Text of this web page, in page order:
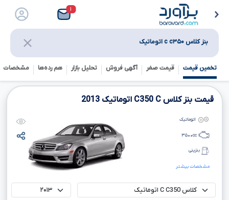
۱
بنز کلاس c c۳۵۰ اتوماتیک
تخمین قیمت قیمت صفر آگهی فروش تحلیل بازار هم رده‌ها‌ مشخصات
قیمت بنز کلاس C
C350 اتوماتیک 2013
مشخصات بیشتر
اتوماتیک
۳۵۰۰cc
بنزینی